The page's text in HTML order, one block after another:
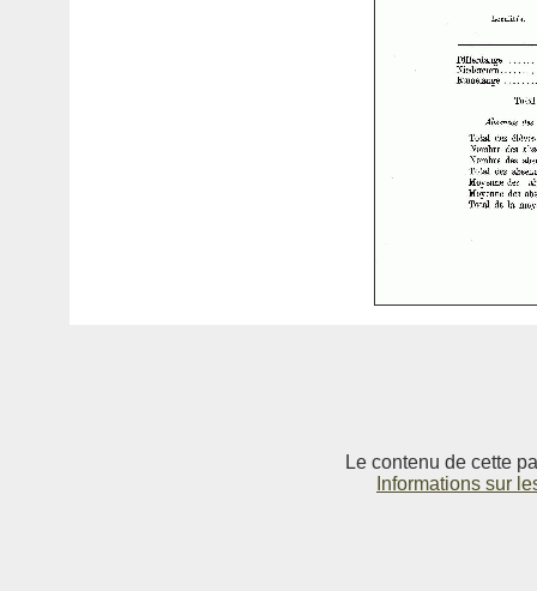
Le contenu de cette
Informations sur